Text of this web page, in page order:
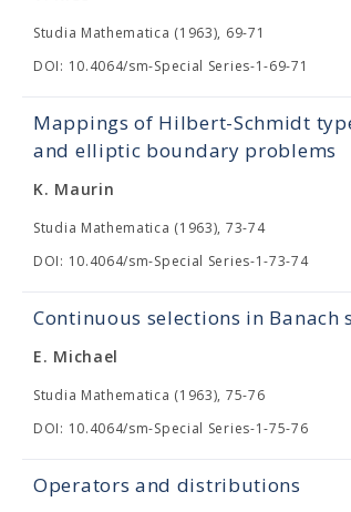
Studia Mathematica (1963), 69-71
DOI: 10.4064/sm-Special Series-1-69-71
Mappings of Hilbert-Schmidt
and elliptic boundary problems
K. Maurin
Studia Mathematica (1963), 73-74
DOI: 10.4064/sm-Special Series-1-73-74
Continuous selections in Banach
E. Michael
Studia Mathematica (1963), 75-76
DOI: 10.4064/sm-Special Series-1-75-76
Operators and distributions